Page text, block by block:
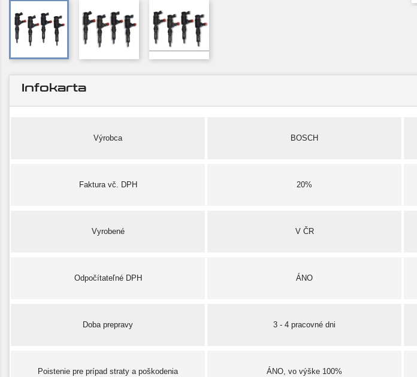
Infokarta
Výrobca BOSCH
Faktura vč. DPH 20%
Vyrobené V ČR
Odpočítateľné DPH ÁNO
Doba prepravy 3 - 4 pracovné dni
Poistenie pre prípad straty a poškodenia ÁNO, vo výške 100%